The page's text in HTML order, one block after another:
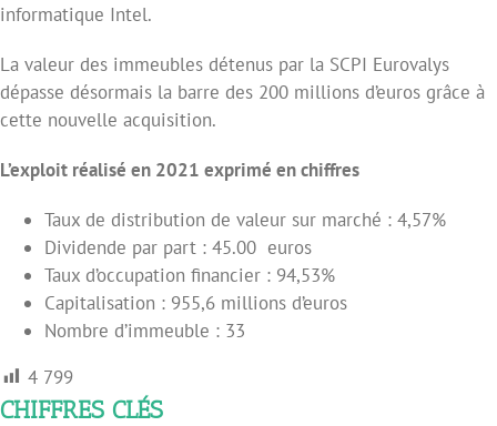
informatique Intel.
La valeur des immeubles détenus par la SCPI Eurovalys
dépasse désormais la barre des 200 millions d’euros grâce à
cette nouvelle acquisition.
L’exploit réalisé en 2021 exprimé en chiffres
Taux de distribution de valeur sur marché : 4,57%
Dividende par part : 45.00 euros
Taux d’occupation financier : 94,53%
Capitalisation : 955,6 millions d’euros
Nombre d’immeuble : 33
4 799
CHIFFRES CLÉS